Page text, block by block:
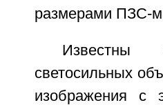
размерами ПЗС-
Известны
светосильных
изображения